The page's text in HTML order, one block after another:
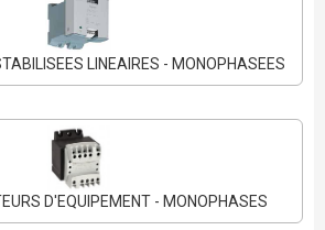
LINEAIRES - MONOPHASEES
D'EQUIPEMENT - MONOPHASES